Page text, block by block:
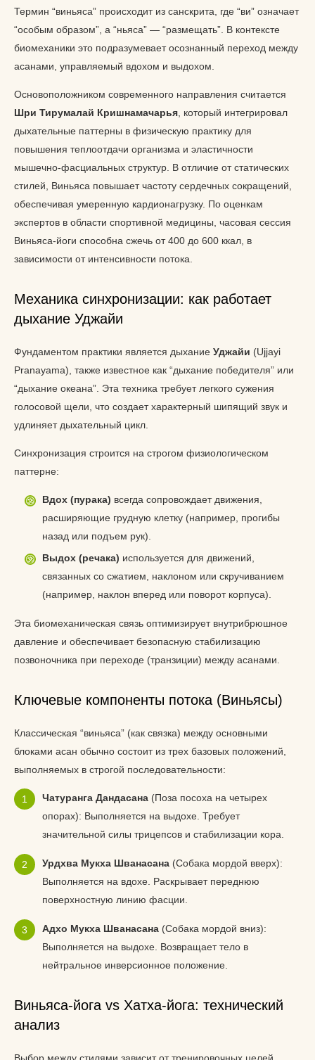
Термин “виньяса” происходит из санскрита, где “ви” означает
“особым образом”, а “ньяса” — “размещать”. В контексте
биомеханики это подразумевает осознанный переход между
асанами, управляемый вдохом и выдохом.
Основоположником современного направления считается
Шри Тирумалай Кришнамачарья , который интегрировал
дыхательные паттерны в физическую практику для
повышения теплоотдачи организма и эластичности
мышечно-фасциальных структур. В отличие от статических
стилей, Виньяса повышает частоту сердечных сокращений,
обеспечивая умеренную кардионагрузку. По оценкам
экспертов в области спортивной медицины, часовая сессия
Виньяса-йоги способна сжечь от 400 до 600 ккал, в
зависимости от интенсивности потока.
Механика синхронизации: как работает
дыхание Уджайи
Фундаментом практики является дыхание Уджайи (Ujjayi
Pranayama), также известное как “дыхание победителя” или
“дыхание океана”. Эта техника требует легкого сужения
голосовой щели, что создает характерный шипящий звук и
удлиняет дыхательный цикл.
Синхронизация строится на строгом физиологическом
паттерне:
Вдох (пурака) всегда сопровождает движения,
расширяющие грудную клетку (например, прогибы
назад или подъем рук).
Выдох (речака) используется для движений,
связанных со сжатием, наклоном или скручиванием
(например, наклон вперед или поворот корпуса).
Эта биомеханическая связь оптимизирует внутрибрюшное
давление и обеспечивает безопасную стабилизацию
позвоночника при переходе (транзиции) между асанами.
Ключевые компоненты потока (Виньясы)
Классическая “виньяса” (как связка) между основными
блоками асан обычно состоит из трех базовых положений,
выполняемых в строгой последовательности:
Чатуранга Дандасана (Поза посоха на четырех
опорах): Выполняется на выдохе. Требует
значительной силы трицепсов и стабилизации кора.
Урдхва Мукха Шванасана (Собака мордой вверх):
Выполняется на вдохе. Раскрывает переднюю
поверхностную линию фасции.
Адхо Мукха Шванасана (Собака мордой вниз):
Выполняется на выдохе. Возвращает тело в
нейтральное инверсионное положение.
Виньяса-йога vs Хатха-йога: технический
анализ
Выбор между стилями зависит от тренировочных целей.